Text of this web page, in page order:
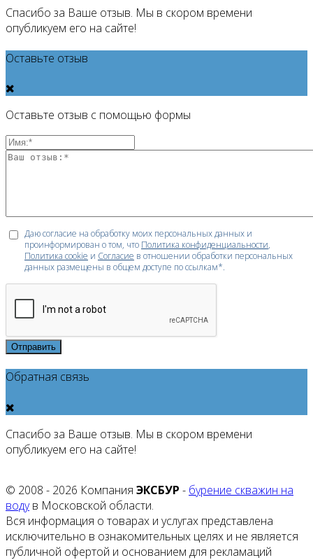
Спасибо за Ваше отзыв. Мы в скором времени
опубликуем его на сайте!
Оставьте отзыв
Оставьте отзыв с помощью формы
Даю согласие на обработку моих персональных данных и
проинформирован о том, что Политика конфиденциальности,
Политика cookie и Согласие в отношении обработки персональных
данных размещены в общем доступе по ссылкам*.
Отправить
Обратная связь
Спасибо за Ваше отзыв. Мы в скором времени
опубликуем его на сайте!
© 2008 - 2026 Компания ЭКСБУР - бурение скважин на
водув Московской области.
Вся информация о товарах и услугах представлена
исключительно в ознакомительных целях и не является
публичной офертой и основанием для рекламаций